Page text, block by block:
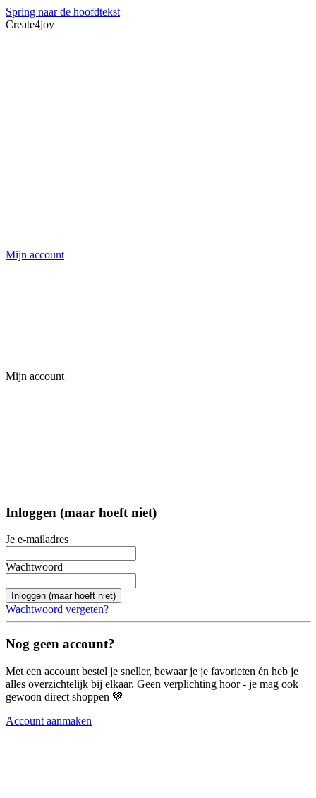
Spring naar de hoofdtekst
Create4joy
Mijn account
Mijn account
Inloggen (maar hoeft niet)
Je e-mailadres
Wachtwoord
Inloggen (maar hoeft niet)
Wachtwoord vergeten?
Nog geen account?
Met een account bestel je sneller, bewaar je je favorieten én heb je
alles overzichtelijk bij elkaar. Geen verplichting hoor - je mag ook
gewoon direct shoppen 🤎
Account aanmaken